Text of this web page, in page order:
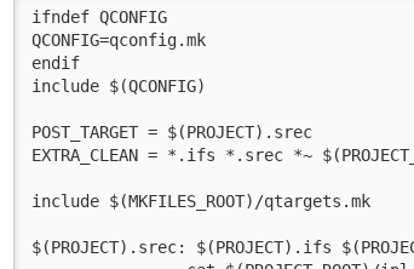
ifndef QCONFIG
QCONFIG=qconfig.mk
endif
include $(QCONFIG)
POST_TARGET = $(PROJECT).srec
EXTRA_CLEAN = *.ifs *.srec *~
include $(MKFILES_ROOT)/qtargets.mk
$(PROJECT).srec: $(PROJECT).ifs